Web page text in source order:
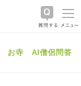
お寺 AI僧侶問答